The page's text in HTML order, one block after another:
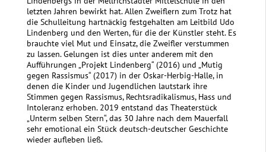
letzten Jahren bewirkt hat. Allen Zweiflern zum Trotz hat
die Schulleitung hartnäckig festgehalten am Leitbild Udo
Lindenberg und den Werten, für die der Künstler steht. Es
brauchte viel Mut und Einsatz, die Zweifler verstummen
zu lassen. Gelungen ist dies unter anderem mit den
Aufführungen „Projekt Lindenberg“ (2016) und „Mutig
gegen Rassismus“ (2017) in der Oskar-Herbig-Halle, in
denen die Kinder und Jugendlichen lautstark ihre
Stimmen gegen Rassismus, Rechtsradikalismus, Hass und
Intoleranz erhoben. 2019 entstand das Theaterstück
„Unterm selben Stern“, das 30 Jahre nach dem Mauerfall
sehr emotional ein Stück deutsch-deutscher Geschichte
wieder aufleben ließ.